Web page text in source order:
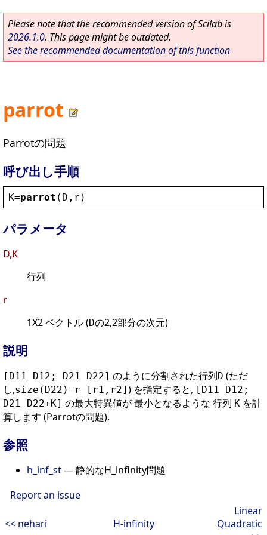
Please note that the recommended version of Scilab is
2026.1.0. This page might be outdated.
See the recommended documentation of this function
parrot
Parrotの問題
呼び出し手順
K=parrot ( D , r )
パラメータ
D,K
行列
r
1X2 ベクトル (Dの2,2部分の次元)
説明
[D11 D12; D21 D22] のように分割された行列D (ただ
し,size(D22)=r=[r1,r2] ) を指定すると, [D11 D12;
D21 D22+K] の最大特異値が 最小となるような 行列 K を計
算します (Parrotの問題).
参照
h_inf_st— 静的なH_infinity問題
Report an issue
<< nehari H-infinity
Linear
Quadratic